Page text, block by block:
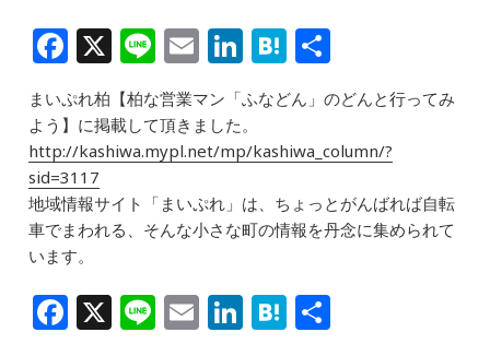
F
a
c
e
b
o
o
k
X Li
n
e
E
ai
l
Li
n
k
e
dI
n
H
at
e
n
有
まいぷれ柏【柏な営業マン「ふなどん」のどんと行ってみ
よう】に掲載して頂きました。
http://kashiwa.mypl.net/mp/kashiwa_column/?
sid=3117
地域情報サイト「まいぷれ」は、ちょっとがんばれば自転
車でまわれる、そんな小さな町の情報を丹念に集められて
います。
F X Li E Li H